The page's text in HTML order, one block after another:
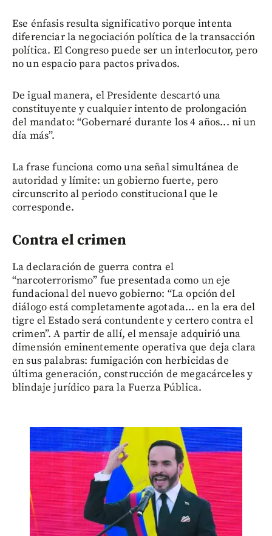
Ese énfasis resulta significativo porque intenta
diferenciar la negociación política de la transacción
política. El Congreso puede ser un interlocutor, pero
no un espacio para pactos privados.
De igual manera, el Presidente descartó una
constituyente y cualquier intento de prolongación
del mandato: “Gobernaré durante los 4 años... ni un
día más”.
La frase funciona como una señal simultánea de
autoridad y límite: un gobierno fuerte, pero
circunscrito al periodo constitucional que le
corresponde.
Contra el crimen
La declaración de guerra contra el
“narcoterrorismo” fue presentada como un eje
fundacional del nuevo gobierno: “La opción del
diálogo está completamente agotada... en la era del
tigre el Estado será contundente y certero contra el
crimen”. A partir de allí, el mensaje adquirió una
dimensión eminentemente operativa que deja clara
en sus palabras: fumigación con herbicidas de
última generación, construcción de megacárceles y
blindaje jurídico para la Fuerza Pública.